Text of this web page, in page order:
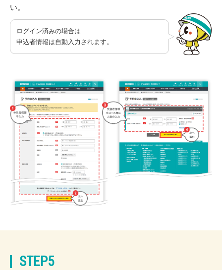
い。
ログイン済みの場合は
申込者情報は自動入力されます。
STEP5